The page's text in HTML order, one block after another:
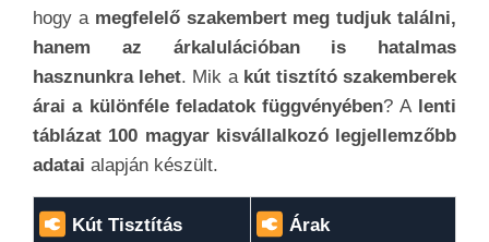
hogy a megfelelő szakembert meg tudjuk találni,
hanem az árkalulációban is hatalmas
hasznunkra lehet. Mik a kút tisztító szakemberek
árai a különféle feladatok függvényében? Alenti
táblázat 100 magyar kisvállalkozó legjellemzőbb
adatai alapján készült.
Kút Tisztítás Árak